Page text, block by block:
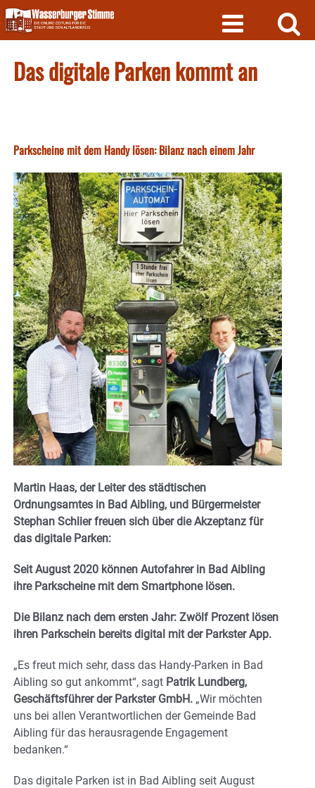
Skip
to
content
Das digitale Parken kommt an
Parkscheine mit dem Handy lösen: Bilanz nach einem Jahr
Martin Haas, der Leiter des städtischen
Ordnungsamtes in Bad Aibling, und Bürgermeister
Stephan Schlier freuen sich über die Akzeptanz für
das digitale Parken:
Seit August 2020 können Autofahrer in Bad Aibling
ihre Parkscheine mit dem Smartphone lösen.
Die Bilanz nach dem ersten Jahr: Zwölf Prozent lösen
ihren Parkschein bereits digital mit der Parkster App.
„Es freut mich sehr, dass das Handy-Parken in Bad
Aibling so gut ankommt“, sagt Patrik Lundberg,
Geschäftsführer der Parkster GmbH. „Wir möchten
uns bei allen Verantwortlichen der Gemeinde Bad
Aibling für das herausragende Engagement
bedanken.“
Das digitale Parken ist in Bad Aibling seit August